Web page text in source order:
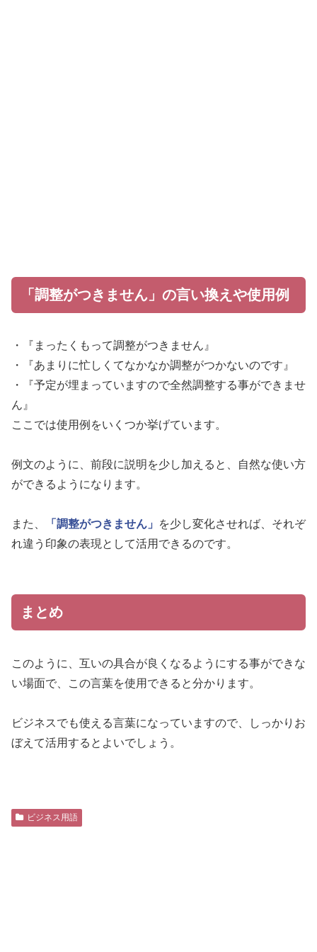
「調整がつきません」の言い換えや使用例
・『まったくもって調整がつきません』
・『あまりに忙しくてなかなか調整がつかないのです』
・『予定が埋まっていますので全然調整する事ができませ
ん』
ここでは使用例をいくつか挙げています。
例文のように、前段に説明を少し加えると、自然な使い方
ができるようになります。
また、 「調整がつきません」
を少し変化させれば、それぞ
れ違う印象の表現として活用できるのです。
まとめ
このように、互いの具合が良くなるようにする事ができな
い場面で、この言葉を使用できると分かります。
ビジネスでも使える言葉になっていますので、しっかりお
ぼえて活用するとよいでしょう。
ビジネス用語